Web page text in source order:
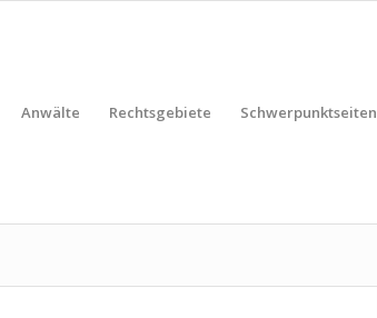
Anwälte Rechtsgebiete Schwerpunktseiten